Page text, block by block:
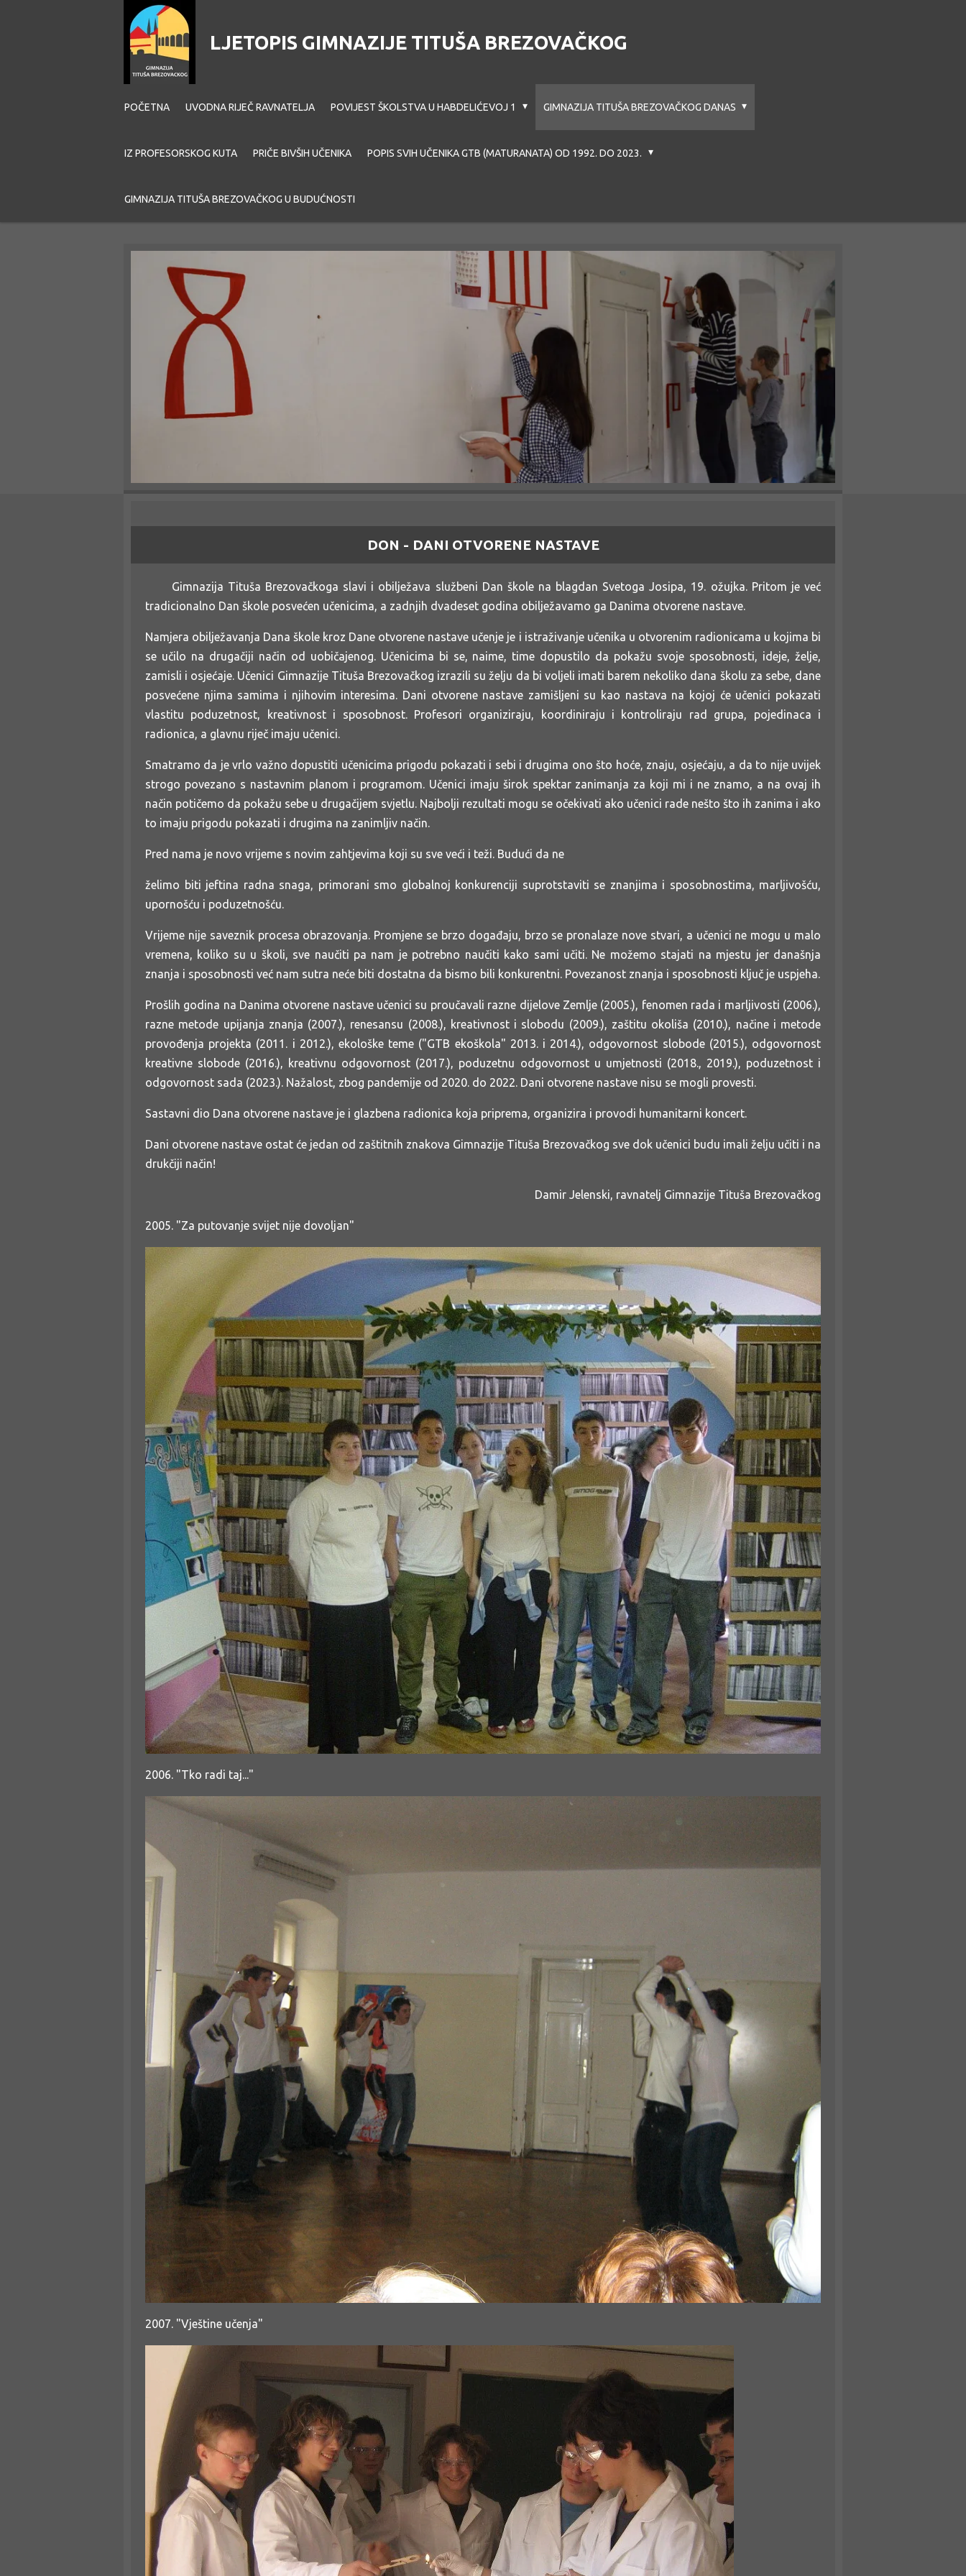
LJETOPIS GIMNAZIJE TITUŠA BREZOVAČKOG
POČETNA UVODNA RIJEČ RAVNATELJA POVIJEST ŠKOLSTVA U HABDELIĆEVOJ 1 GIMNAZIJA TITUŠA BREZOVAČKOG DANAS
IZ PROFESORSKOG KUTA PRIČE BIVŠIH UČENIKA POPIS SVIH UČENIKA GTB (MATURANATA) OD 1992. DO 2023.
GIMNAZIJA TITUŠA BREZOVAČKOG U BUDUĆNOSTI
DON - DANI OTVORENE NASTAVE
Gimnazija Tituša Brezovačkoga slavi i obilježava službeni Dan škole na blagdan Svetoga Josipa, 19. ožujka. Pritom je već
tradicionalno Dan škole posvećen učenicima, a zadnjih dvadeset godina obilježavamo ga Danima otvorene nastave.
Namjera obilježavanja Dana škole kroz Dane otvorene nastave učenje je i istraživanje učenika u otvorenim radionicama u kojima bi
se učilo na drugačiji način od uobičajenog. Učenicima bi se, naime, time dopustilo da pokažu svoje sposobnosti, ideje, želje,
zamisli i osjećaje. Učenici Gimnazije Tituša Brezovačkog izrazili su želju da bi voljeli imati barem nekoliko dana školu za sebe, dane
posvećene njima samima i njihovim interesima. Dani otvorene nastave zamišljeni su kao nastava na kojoj će učenici pokazati
vlastitu poduzetnost, kreativnost i sposobnost. Profesori organiziraju, koordiniraju i kontroliraju rad grupa, pojedinaca i
radionica, a glavnu riječ imaju učenici.
Smatramo da je vrlo važno dopustiti učenicima prigodu pokazati i sebi i drugima ono što hoće, znaju, osjećaju, a da to nije uvijek
strogo povezano s nastavnim planom i programom. Učenici imaju širok spektar zanimanja za koji mi i ne znamo, a na ovaj ih
način potičemo da pokažu sebe u drugačijem svjetlu. Najbolji rezultati mogu se očekivati ako učenici rade nešto što ih zanima i ako
to imaju prigodu pokazati i drugima na zanimljiv način.
Pred nama je novo vrijeme s novim zahtjevima koji su sve veći i teži. Budući da ne
želimo biti jeftina radna snaga, primorani smo globalnoj konkurenciji suprotstaviti se znanjima i sposobnostima, marljivošću,
upornošću i poduzetnošću.
Vrijeme nije saveznik procesa obrazovanja. Promjene se brzo događaju, brzo se pronalaze nove stvari, a učenici ne mogu u malo
vremena, koliko su u školi, sve naučiti pa nam je potrebno naučiti kako sami učiti. Ne možemo stajati na mjestu jer današnja
znanja i sposobnosti već nam sutra neće biti dostatna da bismo bili konkurentni. Povezanost znanja i sposobnosti ključ je uspjeha.
Prošlih godina na Danima otvorene nastave učenici su proučavali razne dijelove Zemlje (2005.), fenomen rada i marljivosti (2006.),
razne metode upijanja znanja (2007.), renesansu (2008.), kreativnost i slobodu (2009.), zaštitu okoliša (2010.), načine i metode
provođenja projekta (2011. i 2012.), ekološke teme ("GTB ekoškola" 2013. i 2014.), odgovornost slobode (2015.), odgovornost
kreativne slobode (2016.), kreativnu odgovornost (2017.), poduzetnu odgovornost u umjetnosti (2018., 2019.), poduzetnost i
odgovornost sada (2023.). Nažalost, zbog pandemije od 2020. do 2022. Dani otvorene nastave nisu se mogli provesti.
Sastavni dio Dana otvorene nastave je i glazbena radionica koja priprema, organizira i provodi humanitarni koncert.
Dani otvorene nastave ostat će jedan od zaštitnih znakova Gimnazije Tituša Brezovačkog sve dok učenici budu imali želju učiti i na
drukčiji način!
Damir Jelenski, ravnatelj Gimnazije Tituša Brezovačkog
2005. "Za putovanje svijet nije dovoljan"
2006. "Tko radi taj..."
2007. "Vještine učenja"